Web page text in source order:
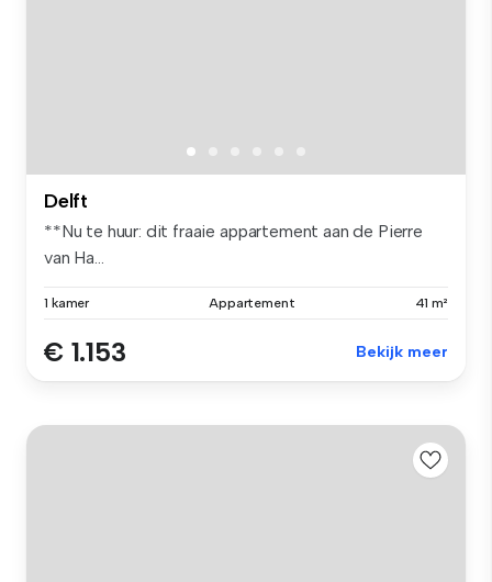
Delft
**Nu te huur: dit fraaie appartement aan de Pierre
van Ha...
1 kamer Appartement 41 m²
€ 1.153 Bekijk meer